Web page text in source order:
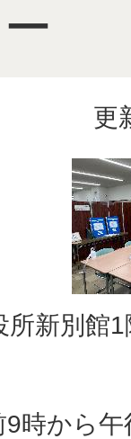
更
新別館
9時から